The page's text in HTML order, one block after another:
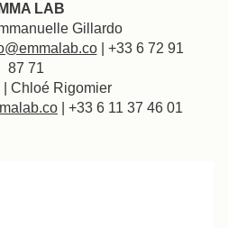
LAB
Gillardo
| +33 6 72 91
87 71​
| Chloé Rigomier
| +33 6 11 37 46 01